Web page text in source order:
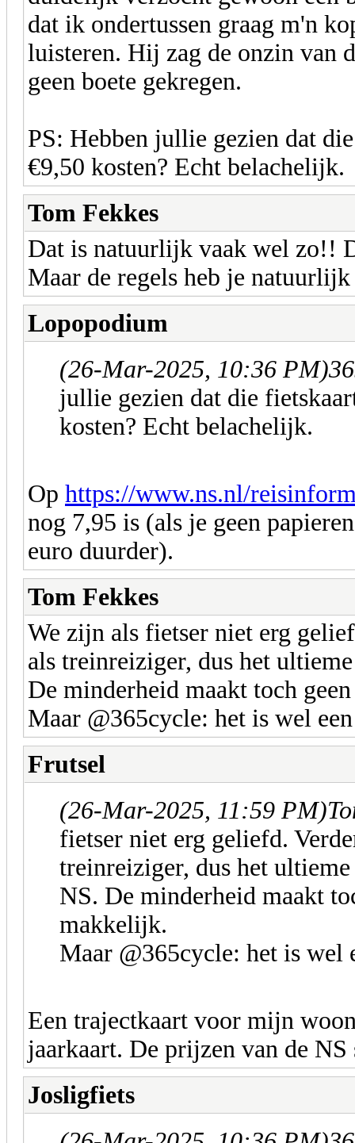
dat ik ondertussen graag m'n
luisteren. Hij zag de onzin van
geen boete gekregen.
PS: Hebben jullie gezien dat
€9,50 kosten? Echt belachelijk.
Tom Fekkes
Dat is natuurlijk vaak wel zo!!
Maar de regels heb je
Lopopodium
(26-Mar-2025, 10:36 PM)
jullie gezien dat die
kosten? Echt belachelijk.
Op https://www.ns.nl/
nog 7,95 is (als je geen
euro duurder).
Tom Fekkes
We zijn als fietser niet erg
als treinreiziger, dus het
De minderheid maakt toch
Maar @365cycle: het is wel
Frutsel
(26-Mar-2025, 11:59 PM)
fietser niet erg geliefd.
treinreiziger, dus het
NS. De minderheid maakt
makkelijk.
Maar @365cycle: het is wel
Een trajectkaart voor mijn
jaarkaart. De prijzen van de NS
Josligfiets